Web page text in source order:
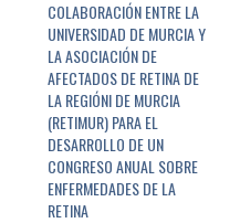
COLABORACIÓN ENTRE LA
UNIVERSIDAD DE MURCIA Y
LA ASOCIACIÓN DE
AFECTADOS DE RETINA DE
LA REGIÓNI DE MURCIA
(RETIMUR) PARA EL
DESARROLLO DE UN
CONGRESO ANUAL SOBRE
ENFERMEDADES DE LA
RETINA